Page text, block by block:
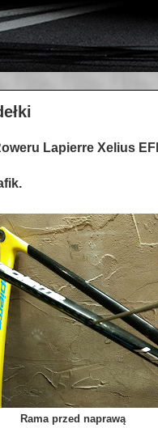
Lapierre Xelius
Rama przed naprawą